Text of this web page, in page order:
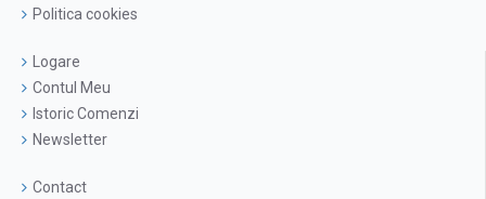
Politica cookies
Logare
Contul Meu
Istoric Comenzi
Newsletter
Contact